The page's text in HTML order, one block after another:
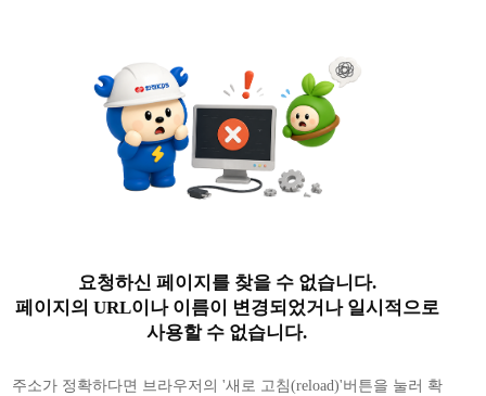
요청하신 페이지를 찾을 수 없습니다.
페이지의 URL이나 이름이 변경되었거나 일시적으로
사용할 수 없습니다.
주소가 정확하다면 브라우저의 '새로 고침(reload)'버튼을 눌러 확